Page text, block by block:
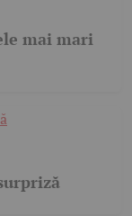
mai mari